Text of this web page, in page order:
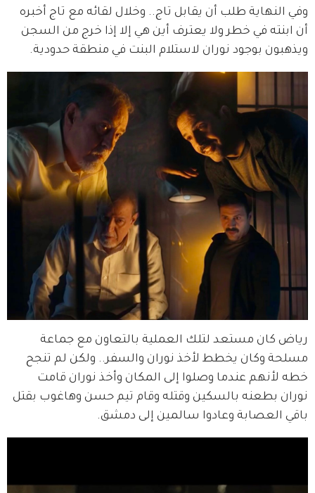
وفي النهاية طلب أن يقابل تاج.. وخلال لقائه مع تاج أخبره
أن ابنته في خطر ولا يعترف أين هي إلا إذا خرج من السجن
ويذهبون بوجود نوران لاستلام البنت في منطقة حدودية.
رياض كان مستعد لتلك العملية بالتعاون مع جماعة
مسلحة وكان يخطط لأخذ نوران والسفر.. ولكن لم تنجح
خطه لأنهم عندما وصلوا إلى المكان وأخذ نوران قامت
نوران بطعنه بالسكين وقتله وقام تيم حسن وهاغوب بقتل
باقي العصابة وعادوا سالمين إلى دمشق.